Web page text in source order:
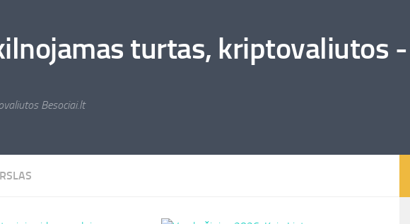
turtas, kriptovaliutos
Besociai.lt